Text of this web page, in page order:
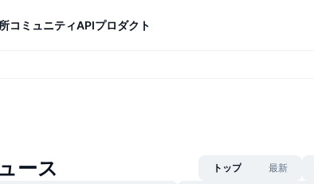
コミュニティAPIプロダクト
ース トップ 最新